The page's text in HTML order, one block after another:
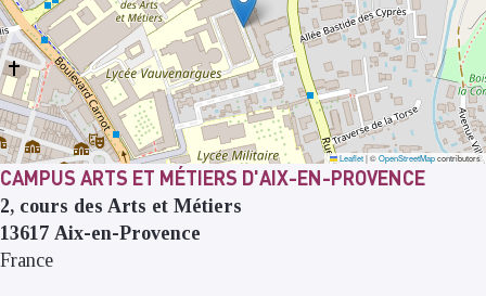
Leaflet|©OpenStreetMapcontributors
CAMPUS ARTS ET MÉTIERS D'AIX-EN-PROVENCE
2, cours des Arts et Métiers
13617 Aix-en-Provence
France